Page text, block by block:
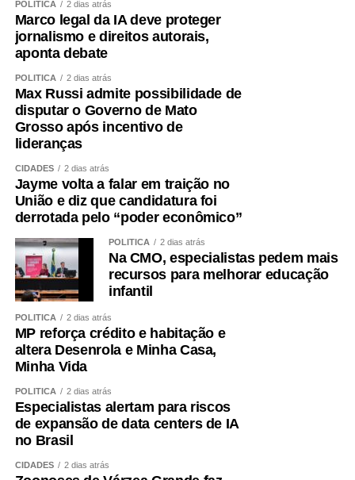
POLÍTICA 2 dias atrás
Marco legal da IA deve proteger
jornalismo e direitos autorais,
aponta debate
POLÍTICA 2 dias atrás
Max Russi admite possibilidade de
disputar o Governo de Mato
Grosso após incentivo de
lideranças
CIDADES 2 dias atrás
Jayme volta a falar em traição no
União e diz que candidatura foi
derrotada pelo “poder econômico”
POLÍTICA 2 dias atrás
Na CMO, especialistas pedem mais
recursos para melhorar educação
infantil
POLÍTICA 2 dias atrás
MP reforça crédito e habitação e
altera Desenrola e Minha Casa,
Minha Vida
POLÍTICA 2 dias atrás
Especialistas alertam para riscos
de expansão de data centers de IA
no Brasil
CIDADES 2 dias atrás